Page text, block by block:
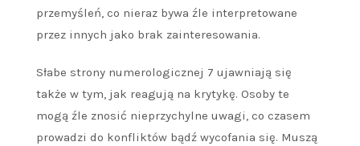
przemyśleń, co nieraz bywa źle interpretowane
przez innych jako brak zainteresowania.
Słabe strony numerologicznej 7 ujawniają się
także w tym, jak reagują na krytykę. Osoby te
mogą źle znosić nieprzychylne uwagi, co czasem
prowadzi do konfliktów bądź wycofania się. Muszą